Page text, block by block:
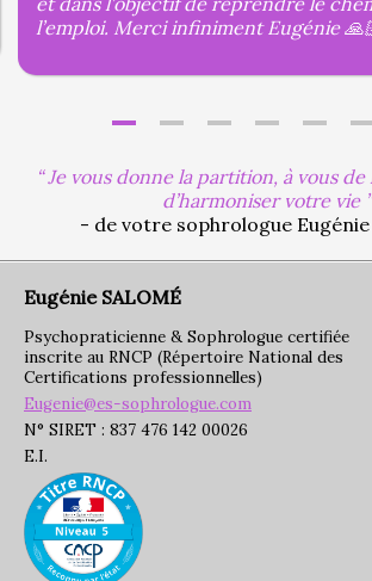
l’emploi. Merci infiniment Eugénie
Je vous donne la partition, à vous de
d’harmoniser votre vie
- de votre sophrologue Eugénie
Eugénie SALOMÉ
Psychopraticienne & Sophrologue certifiée
inscrite au RNCP (Répertoire National des
Certifications professionnelles)
Eugenie@es-sophrologue.com
N° SIRET : 837 476 142 00026
E.I.